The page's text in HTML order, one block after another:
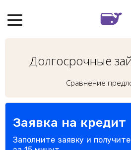
Долгосрочные
Сравнение